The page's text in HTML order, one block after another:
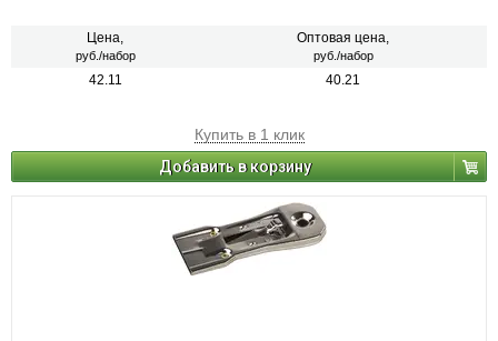
Цена,
руб./набор
Оптовая цена,
руб./набор
42.11 40.21
Купить в 1 клик
Добавить в корзину